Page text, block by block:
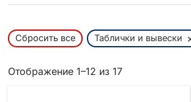
Сбросить все Таблички и вывески
Отображение 1–12 из 17Сортировка: